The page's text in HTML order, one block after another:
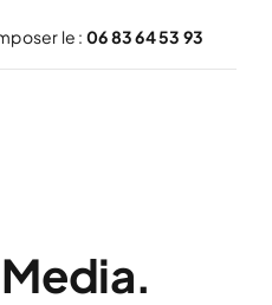
le : 06 83 64 53 93